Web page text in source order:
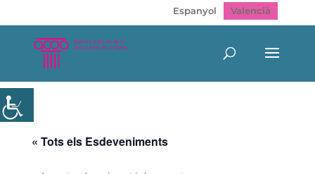
Espanyol Valencià
« Tots els Esdeveniments